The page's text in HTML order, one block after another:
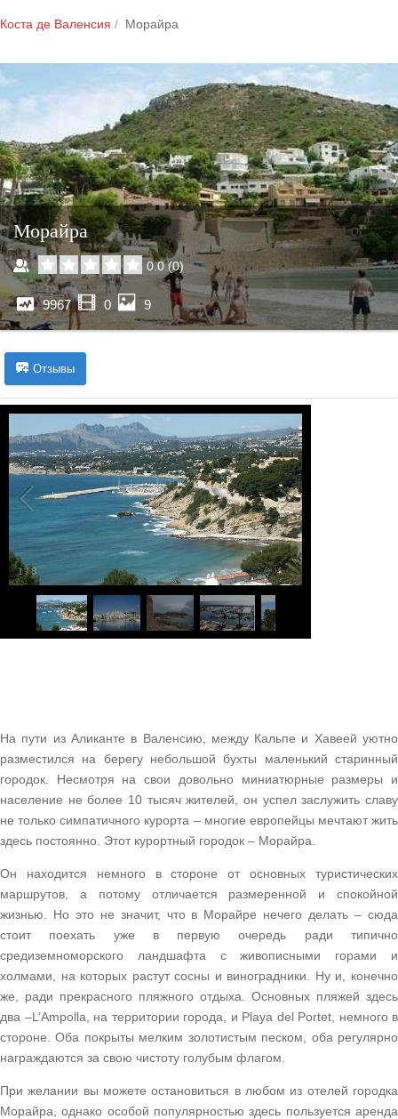
Коста де Валенсия Морайра
Морайра
0.0(0)
9967 0 9
Отзывы
1/8
На пути из Аликанте в Валенсию, между Кальпе и Хавеей уютно
разместился на берегу небольшой бухты маленький старинный
городок. Несмотря на свои довольно миниатюрные размеры и
население не более 10 тысяч жителей, он успел заслужить славу
не только симпатичного курорта – многие европейцы мечтают жить
здесь постоянно. Этот курортный городок – Морайра.
Он находится немного в стороне от основных туристических
маршрутов, а потому отличается размеренной и спокойной
жизнью. Но это не значит, что в Морайре нечего делать – сюда
стоит поехать уже в первую очередь ради типично
средиземноморского ландшафта с живописными горами и
холмами, на которых растут сосны и виноградники. Ну и, конечно
же, ради прекрасного пляжного отдыха. Основных пляжей здесь
два –L’Ampolla, на территории города, и Playa del Portet, немного в
стороне. Оба покрыты мелким золотистым песком, оба регулярно
награждаются за свою чистоту голубым флагом.
При желании вы можете остановиться в любом из отелей городка
Морайра, однако особой популярностью здесь пользуется аренда